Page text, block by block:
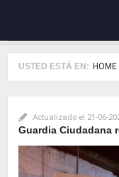
USTED ESTÁ EN: HOME
Actualizado el 21-06-
Guardia Ciudadana